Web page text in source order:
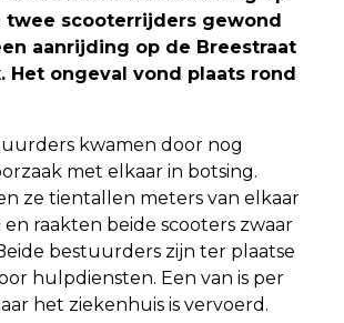
twee scooterrijders gewond
aanrijding op de Breestraat
Het ongeval vond plaats rond
kwamen door nog
met elkaar in botsing.
ze tientallen meters van elkaar
raakten beide scooters zwaar
bestuurders zijn ter plaatse
hulpdiensten. Een van is per
het ziekenhuis is vervoerd.